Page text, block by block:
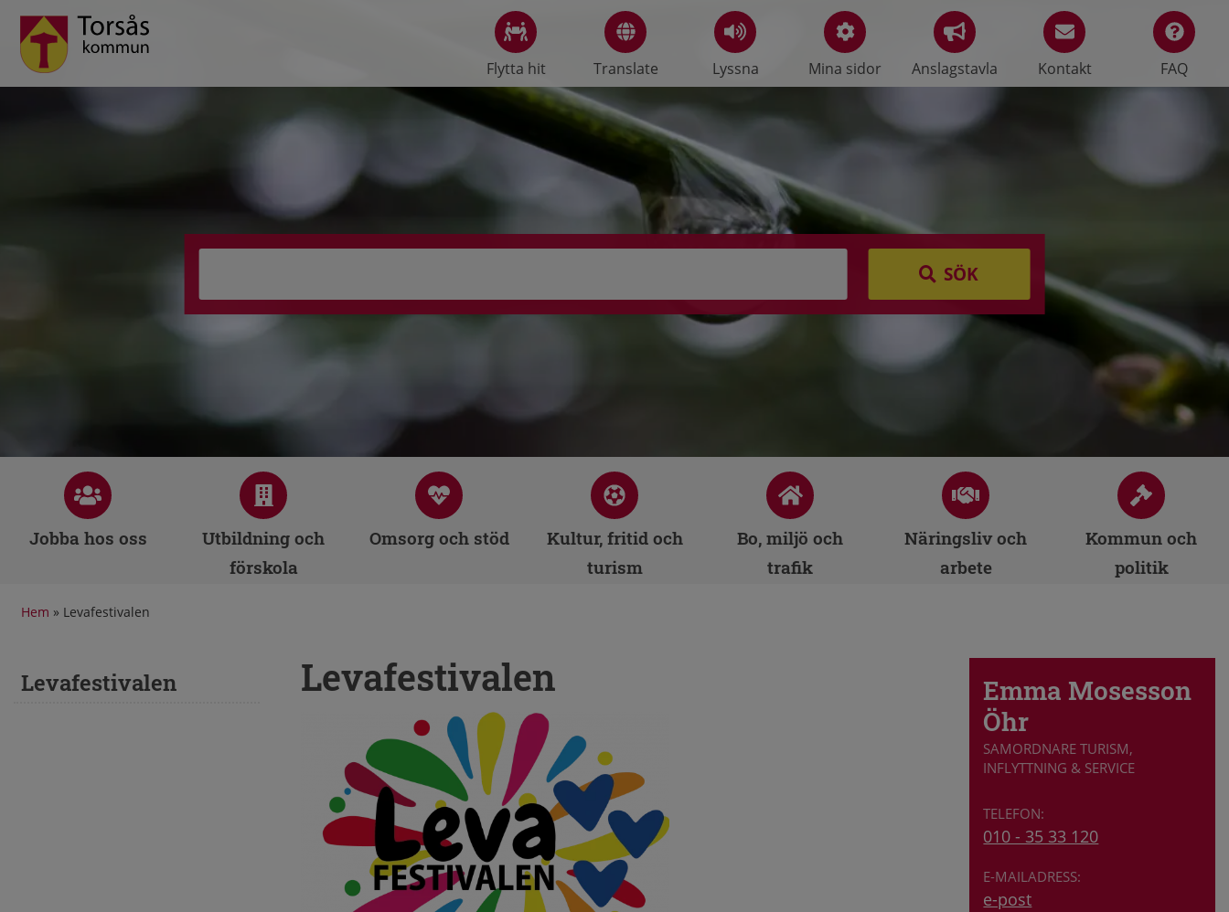
Flytta hit Translate Lyssna Mina sidor Anslagstavla Kontakt FAQ
SÖK
Jobba hos oss
Utbildning och
förskola
Omsorg och stöd
Kultur, fritid och
turism
Bo, miljö och
trafik
Näringsliv och
arbete
Kommun och
politik
Hem » Levafestivalen
Levafestivalen Levafestivalen
Emma Mosesson
Öhr
SAMORDNARE TURISM,
INFLYTTNING & SERVICE
010 - 35 33 120
e-post